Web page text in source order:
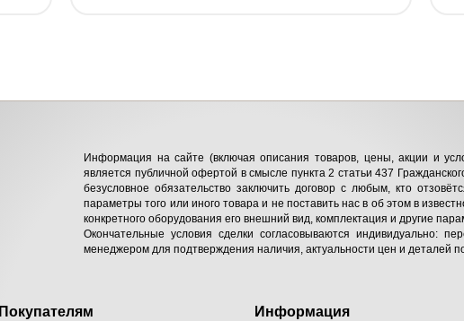
Информация на сайте (включая описания товаров, цены, акции и
является публичной офертой в смысле пункта 2 статьи 437
безусловное обязательство заключить договор с любым, кто
параметры того или иного товара и не поставить нас в об этом в
конкретного оборудования его внешний вид, комплектация и другие
Окончательные условия сделки согласовываются индивидуально:
менеджером для подтверждения наличия, актуальности цен и деталей
Покупателям Информация